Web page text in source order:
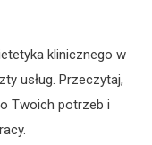
klinicznego w
usług. Przeczytaj,
Twoich potrzeb i